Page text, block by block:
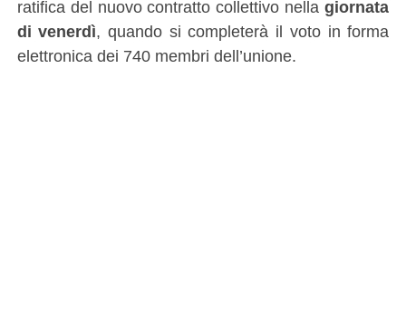
ratifica del nuovo contratto collettivo nellagiornata
di venerdì, quando si completerà il voto in forma
elettronica dei 740 membri dell’unione.